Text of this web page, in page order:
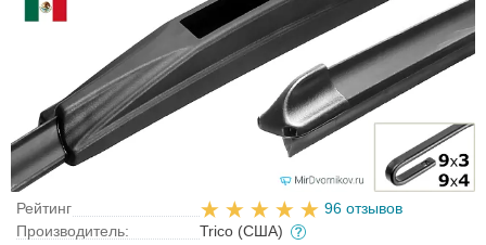
Рейтинг
96 отзывов
Производитель:
Trico (США)